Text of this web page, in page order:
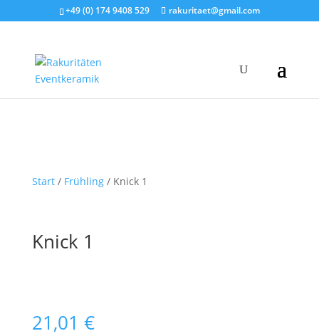
+49 (0) 174 9408 529 rakuritaet@gmail.com
Start/ Frühling/ Knick 1
Knick 1
21,01 €